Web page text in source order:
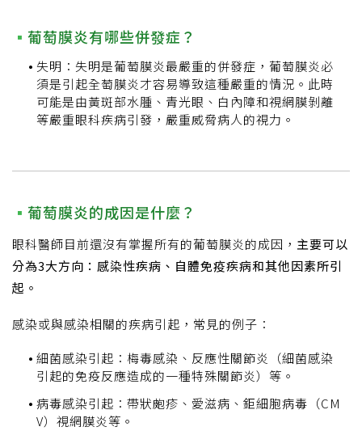
葡萄膜炎有哪些併發症？
失明：失明是葡萄膜炎最嚴重的併發症，葡萄膜炎必
須是引起全萄膜炎才容易導致這種嚴重的情況。此時
可能是由黃斑部水腫、青光眼、白內障和視網膜剝離
等嚴重眼科疾病引發，嚴重威脅病人的視力。
葡萄膜炎的成因是什麼？
眼科醫師目前還沒有掌握所有的葡萄膜炎的成因， 主要可以
分為3大方向：感染性疾病、自體免疫疾病和其他因素所引
起。
感染或與感染相關的疾病引起，常見的例子：
細菌感染引起：梅毒感染、反應性關節炎（細菌感染
引起的免疫反應造成的一種特殊關節炎）等。
病毒感染引起：帶狀皰疹、愛滋病、鉅細胞病毒（CM
V）視網膜炎等。